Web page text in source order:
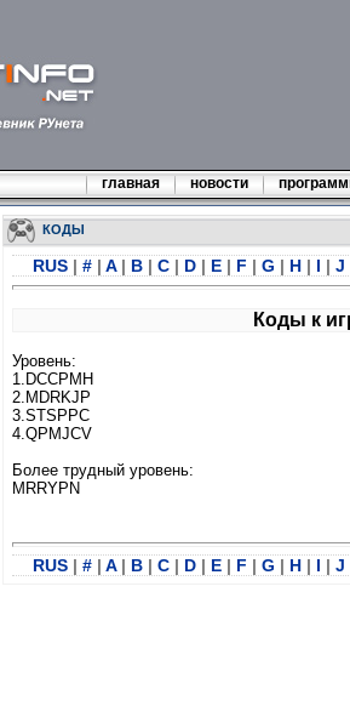
главная новости
КОДЫ
RUS | # | A | B | C | D | E | F | G | H | I | J
Коды к
Уровень:
1.DCCPMH
2.MDRKJP
3.STSPPC
4.QPMJCV
Более трудный уровень:
MRRYPN
RUS | # | A | B | C | D | E | F | G | H | I | J